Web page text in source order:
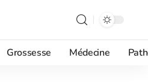
Grossesse Médecine